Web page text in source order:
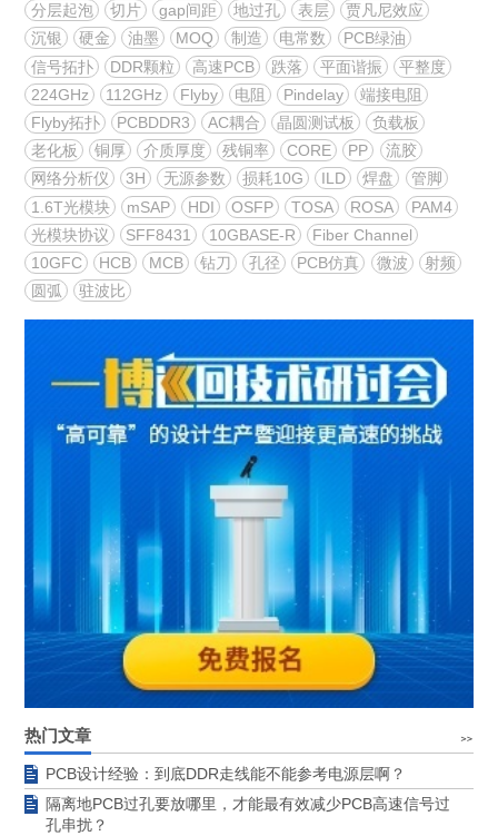
分层起泡
切片 gap间距 地过孔 表层
贾凡尼效应
沉银
硬金 油墨 MOQ 制造 电常数
PCB绿油
信号拓扑
DDR颗粒 高速PCB 跌落 平面谐振
平整度
224GHz
112GHz Flyby 电阻 Pindelay
端接电阻
Flyby拓扑
PCBDDR3 AC耦合 晶圆测试板
负载板
老化板
铜厚 介质厚度 残铜率 CORE PP
流胶
网络分析仪
3H 无源参数 损耗10G ILD 焊盘
管脚
1.6T光模块
mSAP HDI OSFP TOSA ROSA
PAM4
光模块协议
SFF8431 10GBASE-R
Fiber Channel
10GFC
HCB MCB 钻刀 孔径 PCB仿真 微波
射频
圆弧
驻波比
热门文章
PCB设计经验：到底DDR走线能不能参考电源层啊？
隔离地PCB过孔要放哪里，才能最有效减少PCB高速信号过
孔串扰？